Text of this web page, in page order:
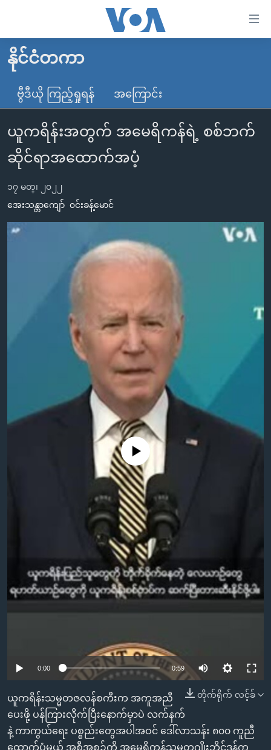
လွယ်ကူ
စေ
သည့်
များ
ပင်မ
သို့
ကျော်
ကြည့်
နေရာ
မူလစာမျက်နှာ
မြန်မာ
ကမ္ဘာ့သတင်းများ
နိုင်ငံတကာ
အမေရိကန်
အစ္စရေး-ပါလက်စတိုင်း
ဗွီဒီယို
သတင်းလွတ်လပ်ခွင့်
ရပ်ဝန်းတခု လမ်းတခု အလွန်
အင်္ဂလိပ်စာလေ့လာမယ်
ရုပ်ရှင်ထဲက အင်္ဂလိပ်စာ
ရေဒီယိုနှင့်ရုပ်သံ အချက်အလက်များ
ရေဒီယို/တီဗွီအစီအစဉ်
Learning English
ဗွီအိုအေ လူမှုကွန်ယက်များ
ဘာသာစကားများ
နိုင်ငံတကာ
ဗွီဒီယို ကြည့်ရှုရန် အကြောင်း
ယူကရိန်းအတွက် အမေရိကန်ရဲ့ စစ်ဘက်
ဆိုင်ရာအထောက်အပံ့
၁၇ မတ္၊ ၂၀၂၂
အေးသန္တာကျော် ၀င်းခန့်မောင်
No media source currently available
0:00 0:59
တိုက်ရိုက် လင့်ခ်
ယူကရိန်းသမ္မတဇလန်စကီးက အကူအညီ
ပေးဖို့ ပန်ကြားလိုက်ပြီးနောက်မှာပဲ လက်နက်
နဲ့ ကာကွယ်ရေး ပစ္စည်းတွေအပါအဝင် ဒေါ်လာသန်း ၈၀၀ ကူညီ
ထောက်ပံ့မယ့် အစီအစဉ်ကို အမေရိကန်သမ္မတဂျိုးဘိုင်ဒန်က